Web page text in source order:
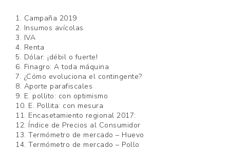
1. Campaña 2019
2. Insumos avícolas
3. IVA
4. Renta
5. Dólar: ¡débil o fuerte!
6. Finagro: A toda máquina
7. ¿Cómo evoluciona el contingente?
8. Aporte parafiscales
9. E. pollito: con optimismo
10. E. Pollita: con mesura
11. Encasetamiento regional 2017:
12. Índice de Precios al Consumidor
13. Termómetro de mercado – Huevo
14. Termómetro de mercado – Pollo